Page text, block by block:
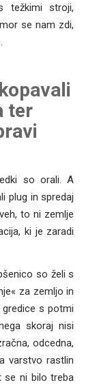
težkimi stroji,
se nam zdi,
ter
so orali. A
plug in spredaj
to ni zemlje
ki je zaradi
so želi s
za zemljo in
gredice s potmi
skoraj nisi
odcedna,
varstvo rastlin
se ni bilo treba